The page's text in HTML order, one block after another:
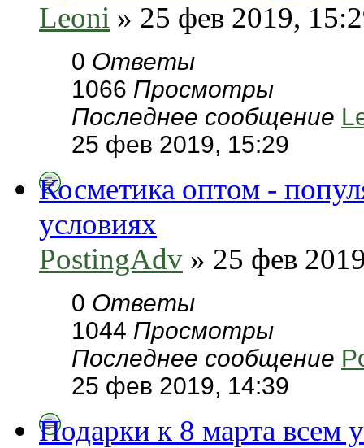
Leoni » 25 фев 2019,
0 Ответы
1066 Просмотры
Последнее сообщение
25 фев 2019, 15:29
Косметика оптом -
условиях
PostingAdv » 25 фев
0 Ответы
1044 Просмотры
Последнее сообщение
25 фев 2019, 14:39
Подарки к 8 марта всем